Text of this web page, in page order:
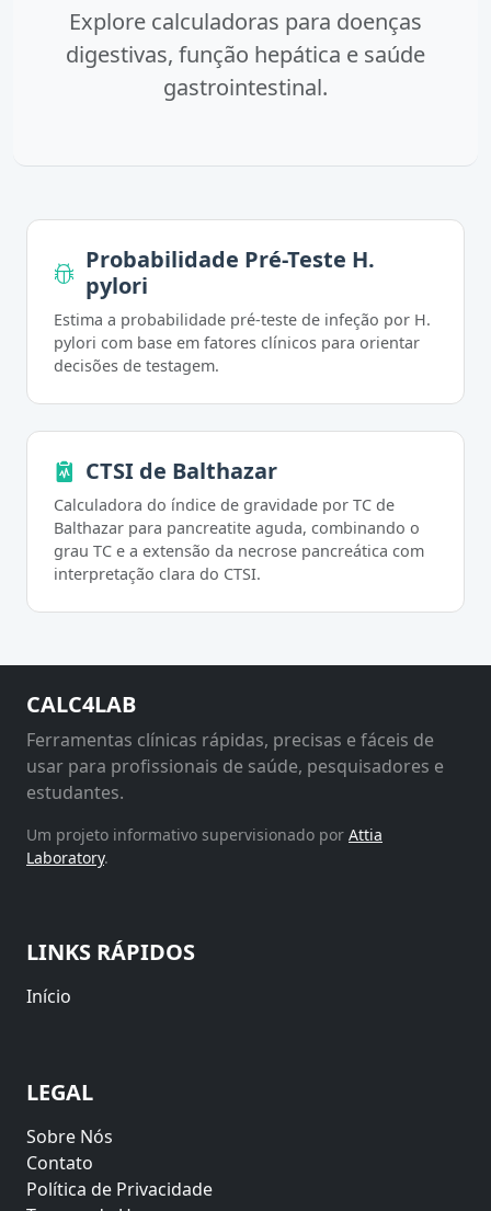
Explore calculadoras para doenças
digestivas, função hepática e saúde
gastrointestinal.
Probabilidade Pré-Teste H.
pylori
Estima a probabilidade pré-teste de infeção por H.
pylori com base em fatores clínicos para orientar
decisões de testagem.
CTSI de Balthazar
Calculadora do índice de gravidade por TC de
Balthazar para pancreatite aguda, combinando o
grau TC e a extensão da necrose pancreática com
interpretação clara do CTSI.
CALC4LAB
Ferramentas clínicas rápidas, precisas e fáceis de
usar para profissionais de saúde, pesquisadores e
estudantes.
Um projeto informativo supervisionado por Attia
Laboratory.
LINKS RÁPIDOS
Início
LEGAL
Sobre Nós
Contato
Política de Privacidade